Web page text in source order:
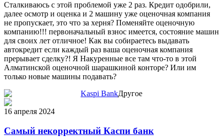
Сталкиваюсь с этой проблемой уже 2 раз. Кредит одобрили,
далее осмотр и оценка и 2 машину уже оценочная компания
не пропускает, это что за херня? Поменяйте оценочную
компанию!!! первоначальный взнос имеется, состояние машин
для своих лет отличное! Как вы собираетесь выдавать
автокредит если каждый раз ваша оценочная компания
прерывает сделку?! Я Накуренные все там что-то в этой
Алматинской оценочной шарашкиной конторе? Или им
только новые машины подавать?
Kaspi BankДругое
16 апреля 2024
Самый некорректный Каспи банк